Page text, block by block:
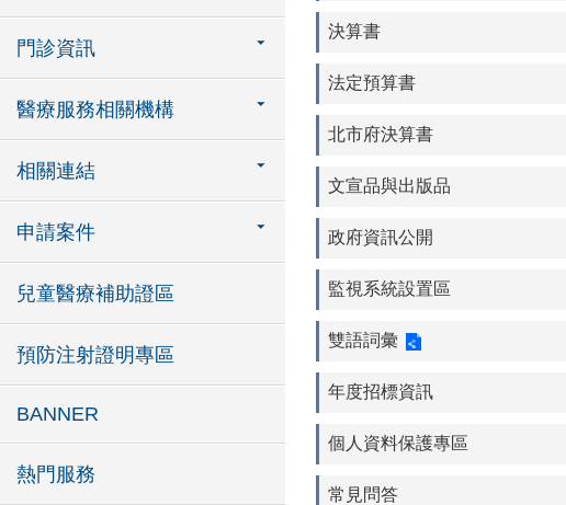
門診資訊
醫療服務相關機構
相關連結
申請案件
兒童醫療補助證區
預防注射證明專區
BANNER
熱門服務
決算書
法定預算書
北市府決算書
文宣品與出版品
政府資訊公開
監視系統設置區
雙語詞彙
年度招標資訊
個人資料保護專區
常見問答